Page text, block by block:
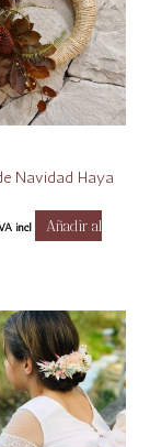
Navidad Haya
incl
Añadir al